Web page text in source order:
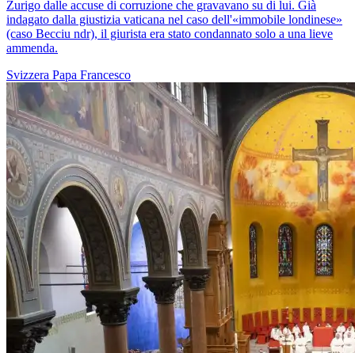
Zurigo dalle accuse di corruzione che gravavano su di lui. Già
indagato dalla giustizia vaticana nel caso dell'«immobile londinese»
(caso Becciu ndr), il giurista era stato condannato solo a una lieve
ammenda.
Svizzera Papa Francesco